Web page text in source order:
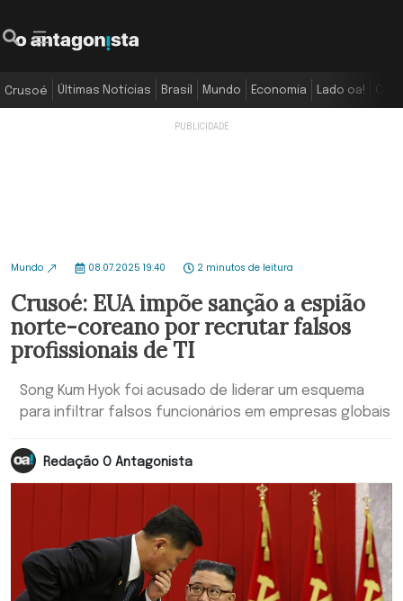
Crusoé Últimas Notícias Brasil Mundo Economia Lado oa!
Mundo 08.07.2025 19:40 2 minutos de leitura
Crusoé: EUA impõe sanção a espião
norte-coreano por recrutar falsos
profissionais de TI
Song Kum Hyok foi acusado de liderar um esquema
para infiltrar falsos funcionários em empresas globais
Redação O Antagonista